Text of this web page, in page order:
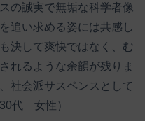
の誠実で無垢な科学者像
追い求める姿には共感し
決して爽快ではなく、む
れるような余韻が残りま
社会派サスペンスとして
代 女性）